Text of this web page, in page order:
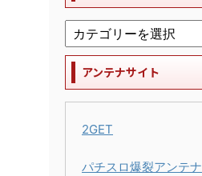
アンテナサイト
2GET
パチスロ爆裂アンテナ